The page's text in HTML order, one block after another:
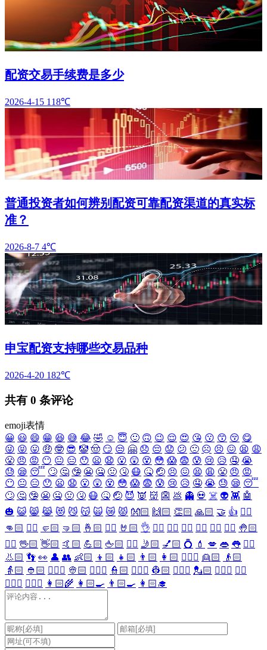
配资交易手续费是多少
2026-4-15 118℃
普通投资者如何辨别配资可靠配资渠道的真实标
准？
2026-8-7 4℃
申宝配资支持哪些交易品种
2026-4-20 182℃
共有 0 条评论
emoji表情
😀 😃 😄 😁 😆 😅 😂 🤣 ☺️ 😇 🙂 🙃 😉 😌 😍 😘 😗 😙 😚 😋
😜 😝 😛 🤑 🤓 😎 🤡 🤠 😏 😒 🤗 😞 😔 😟 😕 🙁 ☹️ 😣 😖 😫 😩
😤 😠 😡 😶 😐 😑 😯 😦 😧 😮 😲 😵 😳 😱 😨 😰 😢 😥 🤤 😭
😓 😪 😴 🙄 🤔 🤥 😬 🤐 🤢 🤧 😷 🤒 🤕 😣 😖 😫 😩 😤 😠 😡
😶 😐 😑 😯 😦 😧 😮 😲 😵 😳 😱 😨 😰 😢 😥 🤤 😭 😓 😪 😴
🙄 🤔 🤥 😬 🤐 🤢 🤧 😷 🤒 🤕 😈 👿 👹 👺 💩 👻 💀 ☠️ 👽 👾 🤖
🎃 😺 😸 😹 😻 😼 😽 🙀 😿 😾 👐🏻 🙌🏻 👏🏻 🙏🏻 🤝 👍 👎🏻
👊🏻 ✊🏻 🤛🏻 🤜🏻 🤞🏻 ✌🏻 🤘🏻 👌 👈🏻 👉🏻 👆🏻 👇🏻 ☝🏻 ✋🏻 🤚🏻
🖐🏻 🖖🏻 👋🏻 🤙🏻 💪🏻 🖕🏻 ✍🏻 🤳🏻 💅🏻 💍 💄 💋 👄 👅 👂🏻
👃🏻 👣 👀 👤 👥 👶🏻 👦🏻 👧🏻 👨🏻 👩🏻 👱🏻‍♀️ 👱🏻
👴🏻
👵🏻 👲🏻 👳🏻‍♀️ 👳🏻 👮🏻‍♀️ 👮🏻 👷🏻‍♀️ 👷🏻 💂🏻‍♀️ 💂🏻 🕵🏻‍♀️ 🕵🏻
👩🏻‍⚕️ 👨🏻‍⚕️ 👩🏻‍🌾 👩🏻‍🍳 👨🏻‍🍳 👩🏻‍🎓